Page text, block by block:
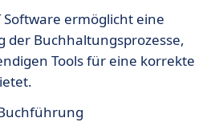
Software ermöglicht eine
der Buchhaltungsprozesse,
Tools für eine korrekte